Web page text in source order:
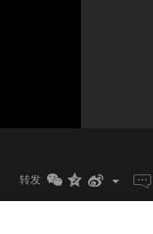
转发